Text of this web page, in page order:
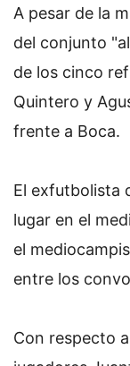
A pesar de la
del conjunto
de los cinco
Quintero y
frente a Boca.
El exfutbolista
lugar en el
el
entre los
Con respecto